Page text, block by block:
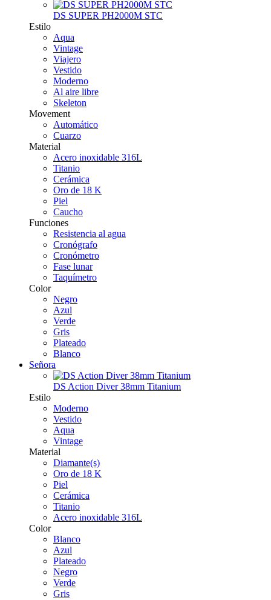
DS SUPER PH2000M STC
Estilo
Aqua
Vintage
Viajero
Vestido
Moderno
Al aire libre
Skeleton
Movement
Automático
Cuarzo
Material
Acero inoxidable 316L
Titanio
Cerámica
Oro de 18 K
Piel
Caucho
Funciones
Resistencia al agua
Cronógrafo
Cronómetro
Fase lunar
Taquímetro
Color
Negro
Azul
Verde
Gris
Plateado
Blanco
Señora
DS Action Diver 38mm Titanium
Estilo
Moderno
Vestido
Aqua
Vintage
Material
Diamante(s)
Oro de 18 K
Piel
Cerámica
Titanio
Acero inoxidable 316L
Color
Blanco
Azul
Plateado
Negro
Verde
Gris